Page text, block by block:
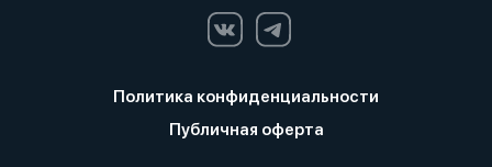
Политика конфиденциальности
Публичная оферта